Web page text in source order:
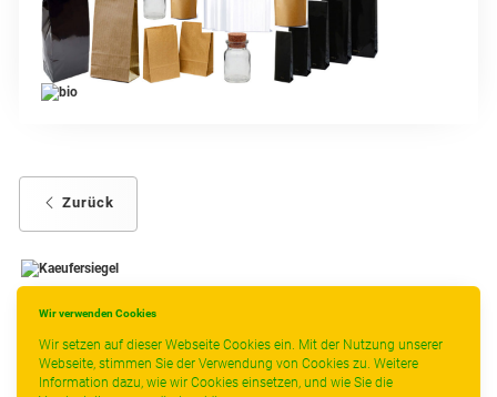
Wir verwenden Cookies
Wir setzen auf dieser Webseite Cookies ein. Mit der Nutzung unserer
Webseite, stimmen Sie der Verwendung von Cookies zu. Weitere
Information dazu, wie wir Cookies einsetzen, und wie Sie die
Zurück
- ----------------